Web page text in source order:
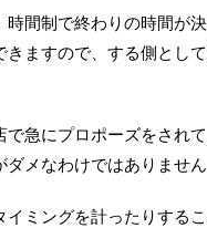
間制で終わりの時間が
ますので、する側とし
急にプロポーズをされ
メなわけではありません
ミングを計ったりする